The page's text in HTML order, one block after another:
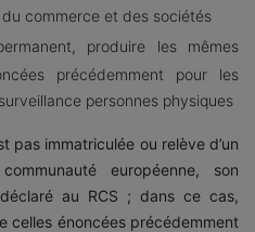
commerce et des sociétés
produire les mêmes
précédemment pour les
personnes physiques
pas immatriculée ou relève d’un
européenne, son
au RCS ; dans ce cas,
celles énoncées précédemment